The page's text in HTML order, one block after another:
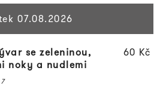
07.08.2026
se zeleninou,
noky a nudlemi
7
60 Kč